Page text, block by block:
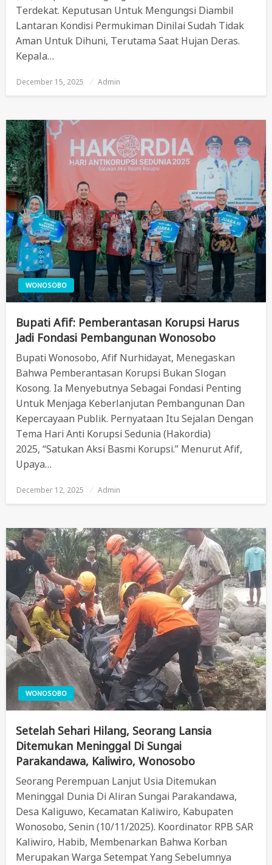
Terdekat. Keputusan Untuk Mengungsi Diambil
Lantaran Kondisi Permukiman Dinilai Sudah Tidak
Aman Untuk Dihuni, Terutama Saat Hujan Deras.
Kepala…
Posted
December 15, 2025 Admin
WONOSOBO
Bupati Afif: Pemberantasan Korupsi Harus
Jadi Fondasi Pembangunan Wonosobo
Bupati Wonosobo, Afif Nurhidayat, Menegaskan
Bahwa Pemberantasan Korupsi Bukan Slogan
Kosong. Ia Menyebutnya Sebagai Fondasi Penting
Untuk Menjaga Keberlanjutan Pembangunan Dan
Kepercayaan Publik. Pernyataan Itu Sejalan Dengan
Tema Hari Anti Korupsi Sedunia (Hakordia)
2025, “Satukan Aksi Basmi Korupsi.” Menurut Afif,
Upaya…
Posted
December 12, 2025 Admin
WONOSOBO
Setelah Sehari Hilang, Seorang Lansia
Ditemukan Meninggal Di Sungai
Parakandawa, Kaliwiro, Wonosobo
Seorang Perempuan Lanjut Usia Ditemukan
Meninggal Dunia Di Aliran Sungai Parakandawa,
Desa Kaliguwo, Kecamatan Kaliwiro, Kabupaten
Wonosobo, Senin (10/11/2025). Koordinator RPB SAR
Kaliwiro, Habib, Membenarkan Bahwa Korban
Merupakan Warga Setempat Yang Sebelumnya